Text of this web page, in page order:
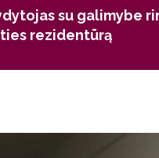
su galimybe
rezidentūrą